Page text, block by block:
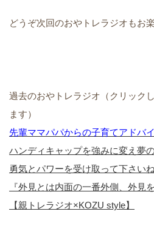
どうぞ次回のおやトレラジオもお
過去のおやトレラジオ（クリック
ます）
先輩ママパパからの子育てアドバ
ハンディキャップを強みに変え夢
勇気とパワーを受け取って下さい
『外見とは内面の一番外側、外見
【親トレラジオ×KOZU style】